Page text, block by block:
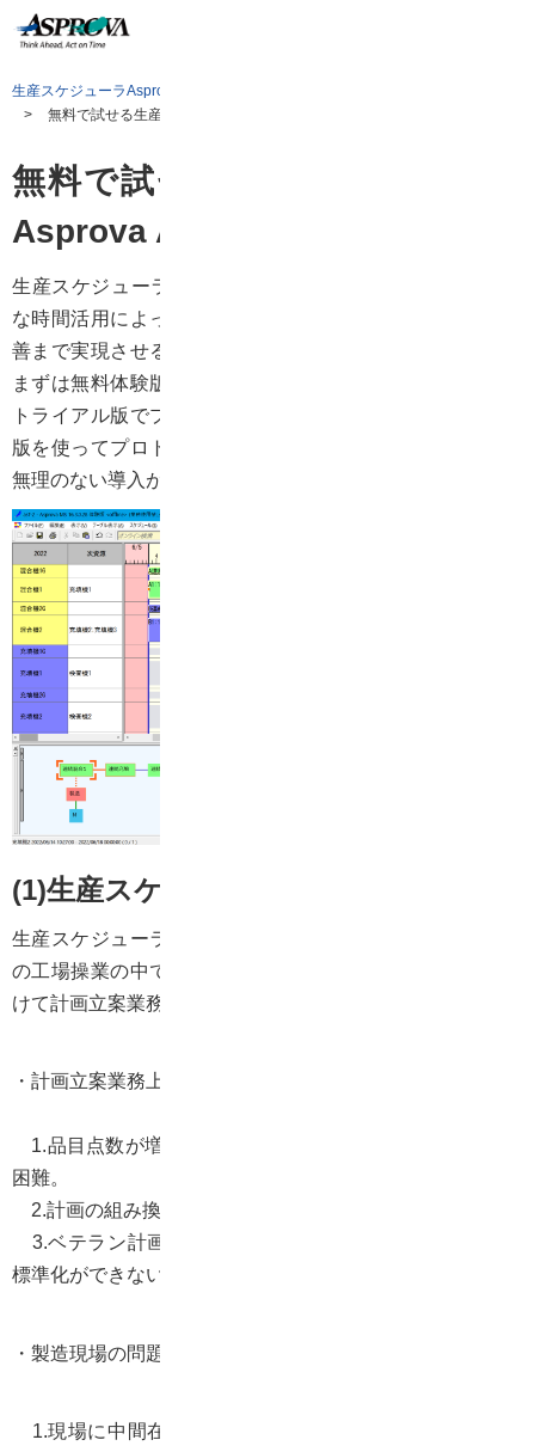
生産スケジューラAsprova TOP
無料で試せる生産スケジューラAsprova APS
無料で試せる生産スケジューラ
Asprova APS
生産スケジューラAsprova APSは製造業の生産資源の有効
な時間活用によって、既存業務の問題点を改善し、収益改
善まで実現させるという問題解決型のソフトウェアです。
まずは無料体験版で基本機能を確認し、次に有料の月単位
トライアル版でプロトタイプを作成し、導入決定後に正式
版を使ってプロトタイプをアップデートするという流れで
無理のない導入が可能です。
(1)生産スケジューラ導入の目的
生産スケジューラの導入を検討する製造業の多くは、日々
の工場操業の中で何等かの課題を抱えています。大きく分
けて計画立案業務上の課題と、製造現場の課題です。
・計画立案業務上の課題
1.品目点数が増えてExcelでのマニュアル作業では対応が
困難。
2.計画の組み換えに時間がかかり過ぎる。
3.ベテラン計画担当者による熟練の職人芸に依存し、の
標準化ができない。
・製造現場の問題
1.現場に中間在庫が山積みで受注オーダとの紐付きが見